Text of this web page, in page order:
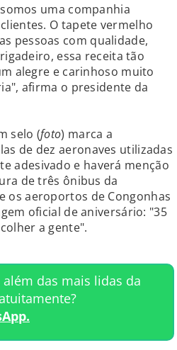
uma companhia
O tapete vermelho
pessoas com qualidade,
essa receita tão
alegre e carinhoso muito
afirma o presidente da
selo (foto) marca a
de dez aeronaves utilizadas
adesivado e haverá menção
de três ônibus da
os aeroportos de Congonhas
oficial de aniversário: "35
a gente".
das mais lidas da